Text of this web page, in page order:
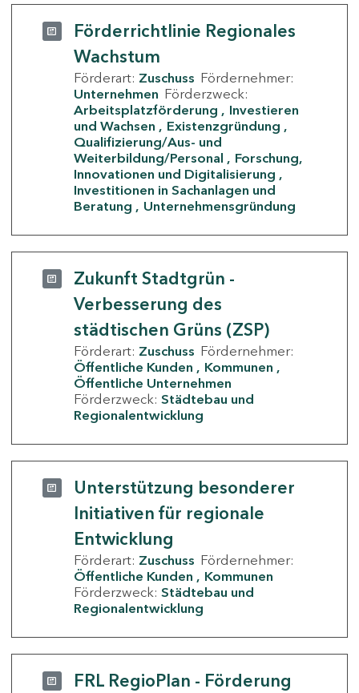
Förderrichtlinie Regionales
Wachstum
Förderart: Zuschuss Fördernehmer:
Unternehmen Förderzweck:
Arbeitsplatzförderung
Investieren
und Wachsen
Existenzgründung
Qualifizierung/Aus- und
Weiterbildung/Personal
Forschung,
Innovationen und Digitalisierung
Investitionen in Sachanlagen und
Beratung
Unternehmensgründung
Zukunft Stadtgrün -
Verbesserung des
städtischen Grüns (ZSP)
Förderart: Zuschuss Fördernehmer:
Öffentliche Kunden
Kommunen
Öffentliche Unternehmen
Förderzweck: Städtebau und
Regionalentwicklung
Unterstützung besonderer
Initiativen für regionale
Entwicklung
Förderart: Zuschuss Fördernehmer:
Öffentliche Kunden
Kommunen
Förderzweck: Städtebau und
Regionalentwicklung
FRL RegioPlan - Förderung